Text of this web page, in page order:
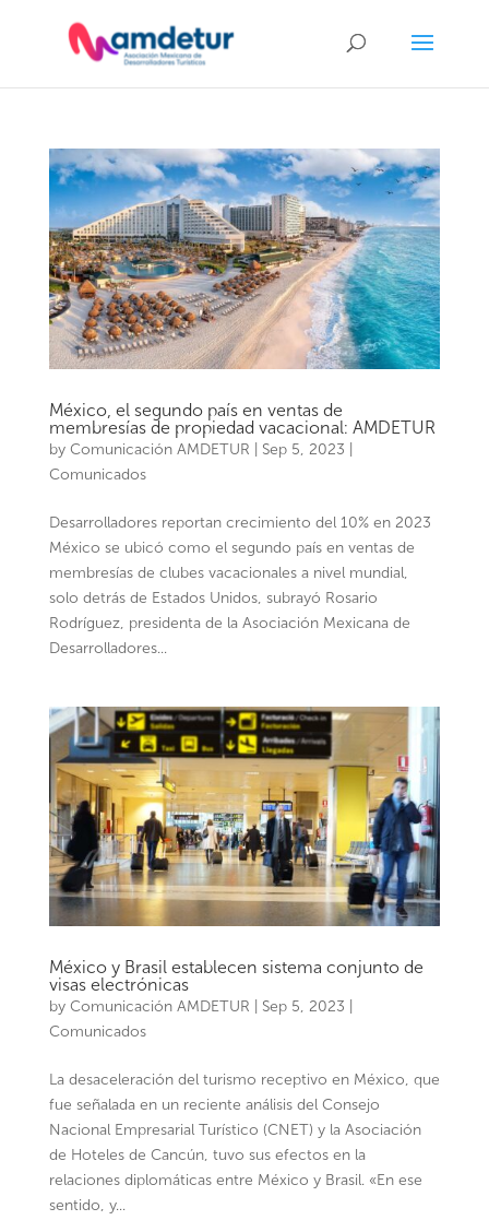
México, el segundo país en ventas de
membresías de propiedad vacacional: AMDETUR
by Comunicación AMDETUR Sep 5, 2023
Comunicados
Desarrolladores reportan crecimiento del 10% en 2023
México se ubicó como el segundo país en ventas de
membresías de clubes vacacionales a nivel mundial,
solo detrás de Estados Unidos, subrayó Rosario
Rodríguez, presidenta de la Asociación Mexicana de
Desarrolladores...
México y Brasil establecen sistema conjunto de
visas electrónicas
by Comunicación AMDETUR Sep 5, 2023
Comunicados
La desaceleración del turismo receptivo en México, que
fue señalada en un reciente análisis del Consejo
Nacional Empresarial Turístico (CNET) y la Asociación
de Hoteles de Cancún, tuvo sus efectos en la
relaciones diplomáticas entre México y Brasil. «En ese
sentido, y...